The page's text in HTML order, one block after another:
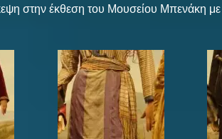
στην έκθεση του Μουσείου Μπενάκη με